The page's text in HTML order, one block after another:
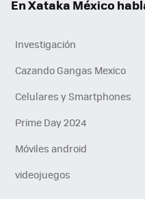
En Xataka México
Investigación
Cazando Gangas Mexico
Celulares y Smartphones
Prime Day 2024
Móviles android
videojuegos